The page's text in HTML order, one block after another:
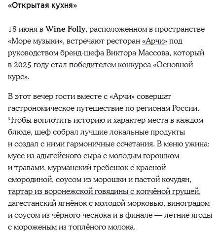
«Открытая кухня»
18 июня вWine Folly, расположенном в пространстве
«Море музыки», встречают ресторан«Арчи»под
руководством бренд-шефа Виктора Массова, который
в 2025 году стал победителем конкурса «Основной
курс».
В этот вечер гости вместе с «Арчи» совершат
гастрономическое путешествие по регионам России.
Чтобы воплотить историю и характер места в каждом
блюде, шеф собрал лучшие локальные продукты
и создал с ними гармоничные сочетания. В меню ужина:
мусс из адыгейского сыра с молодым горошком
и травами, мурманский гребешок с красной
смородиной, соусом из морошки и пастой кочудян,
тартар из воронежской говядины с копчёной грушей,
дагестанский ягнёнок с молодой морковью, виноградом
и соусом из чёрного чеснока и в финале — летние ягоды
с мороженым из топлёного молока.